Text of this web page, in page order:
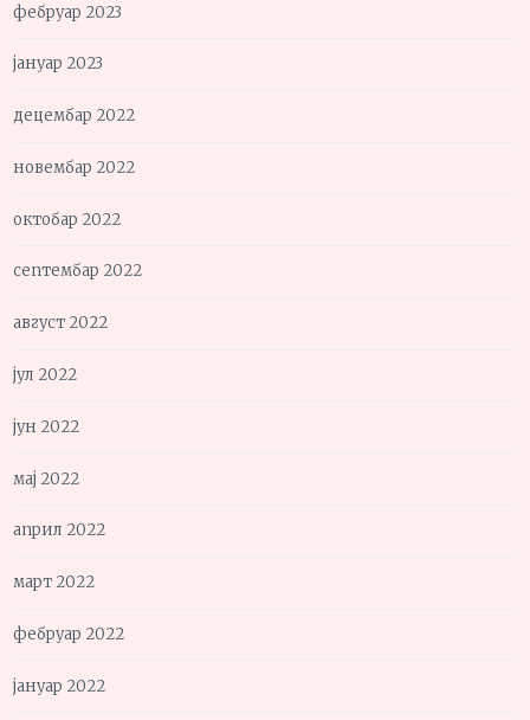
фебруар 2023
јануар 2023
децембар 2022
новембар 2022
октобар 2022
септембар 2022
август 2022
јул 2022
јун 2022
мај 2022
април 2022
март 2022
фебруар 2022
јануар 2022